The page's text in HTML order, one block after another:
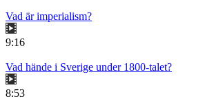
Vad är imperialism?
9:16
Vad hände i Sverige under 1800-talet?
8:53